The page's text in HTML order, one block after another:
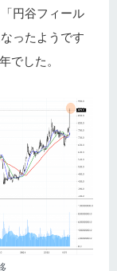
円谷フィール
ったようです
でした。